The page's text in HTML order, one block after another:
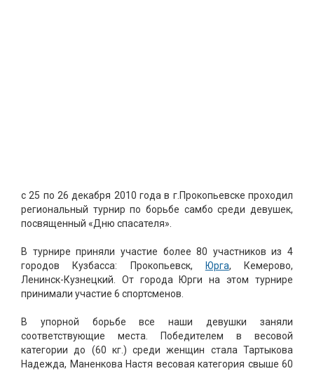
с 25 по 26 декабря 2010 года в г.Прокопьевске проходил
региональный турнир по борьбе самбо среди девушек,
посвященный «Дню спасателя».
В турнире приняли участие более 80 участников из 4
городов Кузбасса: Прокопьевск, Юрга, Кемерово,
Ленинск-Кузнецкий. От города Юрги на этом турнире
принимали участие 6 спортсменов.
В упорной борьбе все наши девушки заняли
соответствующие места. Победителем в весовой
категории до (60 кг.) среди женщин стала Тартыкова
Надежда, Маненкова Настя весовая категория свыше 60